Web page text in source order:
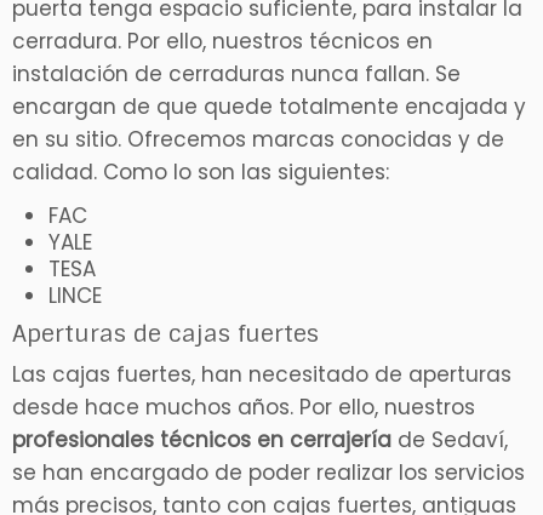
puerta tenga espacio suficiente, para instalar la
cerradura. Por ello, nuestros técnicos en
instalación de cerraduras nunca fallan. Se
encargan de que quede totalmente encajada y
en su sitio. Ofrecemos marcas conocidas y de
calidad. Como lo son las siguientes:
FAC
YALE
TESA
LINCE
Aperturas de cajas fuertes
Las cajas fuertes, han necesitado de aperturas
desde hace muchos años. Por ello, nuestros
profesionales técnicos en cerrajería de Sedaví,
se han encargado de poder realizar los servicios
más precisos, tanto con cajas fuertes, antiguas